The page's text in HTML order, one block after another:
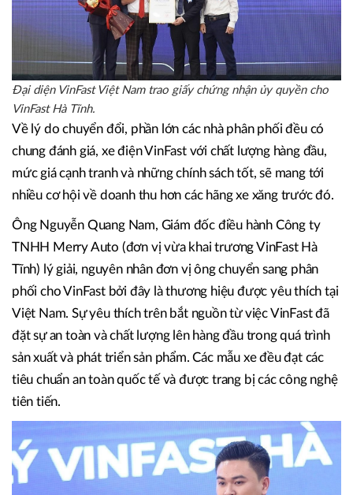
Đại diện VinFast Việt Nam trao giấy chứng nhận ủy quyền cho
VinFast Hà Tĩnh.
Về lý do chuyển đổi, phần lớn các nhà phân phối đều có
chung đánh giá, xe điện VinFast với chất lượng hàng đầu,
mức giá cạnh tranh và những chính sách tốt, sẽ mang tới
nhiều cơ hội về doanh thu hơn các hãng xe xăng trước đó.
Ông Nguyễn Quang Nam, Giám đốc điều hành Công ty
TNHH Merry Auto (đơn vị vừa khai trương VinFast Hà
Tĩnh) lý giải, nguyên nhân đơn vị ông chuyển sang phân
phối cho VinFast bởi đây là thương hiệu được yêu thích tại
Việt Nam. Sự yêu thích trên bắt nguồn từ việc VinFast đã
đặt sự an toàn và chất lượng lên hàng đầu trong quá trình
sản xuất và phát triển sản phẩm. Các mẫu xe đều đạt các
tiêu chuẩn an toàn quốc tế và được trang bị các công nghệ